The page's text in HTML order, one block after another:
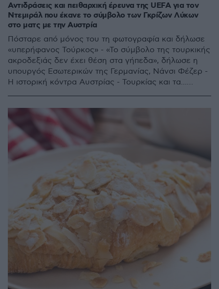
Αντιδράσεις και πειθαρχική έρευνα της UEFA για τον
Ντεμιράλ που έκανε το σύμβολο των Γκρίζων Λύκων
στο ματς με την Αυστρία
Πόσταρε από μόνος του τη φωτογραφία και δήλωσε
«υπερήφανος Τούρκος» - «Το σύμβολο της τουρκικής
ακροδεξιάς δεν έχει θέση στα γήπεδα», δήλωσε η
υπουργός Εσωτερικών της Γερμανίας, Νάνσι Φέζερ -
Η ιστορική κόντρα Αυστρίας - Τουρκίας και τα...